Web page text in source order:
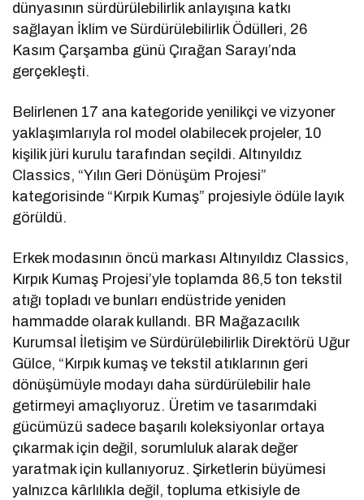
dünyasının sürdürülebilirlik anlayışına katkı
sağlayan İklim ve Sürdürülebilirlik Ödülleri, 26
Kasım Çarşamba günü Çırağan Sarayı’nda
gerçekleşti.
Belirlenen 17 ana kategoride yenilikçi ve vizyoner
yaklaşımlarıyla rol model olabilecek projeler, 10
kişilik jüri kurulu tarafından seçildi. Altınyıldız
Classics, “Yılın Geri Dönüşüm Projesi”
kategorisinde “Kırpık Kumaş” projesiyle ödüle layık
görüldü.
Erkek modasının öncü markası Altınyıldız Classics,
Kırpık Kumaş Projesi’yle toplamda 86,5 ton tekstil
atığı topladı ve bunları endüstride yeniden
hammadde olarak kullandı. BR Mağazacılık
Kurumsal İletişim ve Sürdürülebilirlik Direktörü Uğur
Gülce, “Kırpık kumaş ve tekstil atıklarının geri
dönüşümüyle modayı daha sürdürülebilir hale
getirmeyi amaçlıyoruz. Üretim ve tasarımdaki
gücümüzü sadece başarılı koleksiyonlar ortaya
çıkarmak için değil, sorumluluk alarak değer
yaratmak için kullanıyoruz. Şirketlerin büyümesi
yalnızca kârlılıkla değil, topluma etkisiyle de